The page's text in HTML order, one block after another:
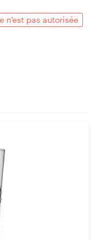
n'est pas autorisée